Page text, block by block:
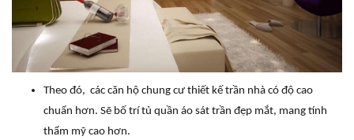
Theo đó, các căn hộ chung cư thiết kế trần nhà có độ cao
chuẩn hơn. Sẽ bố trí tủ quần áo sát trần đẹp mắt, mang tính
thẩm mỹ cao hơn.